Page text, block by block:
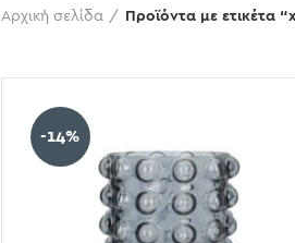
Αρχική σελίδα Προϊόντα με ετικέτα
-14%